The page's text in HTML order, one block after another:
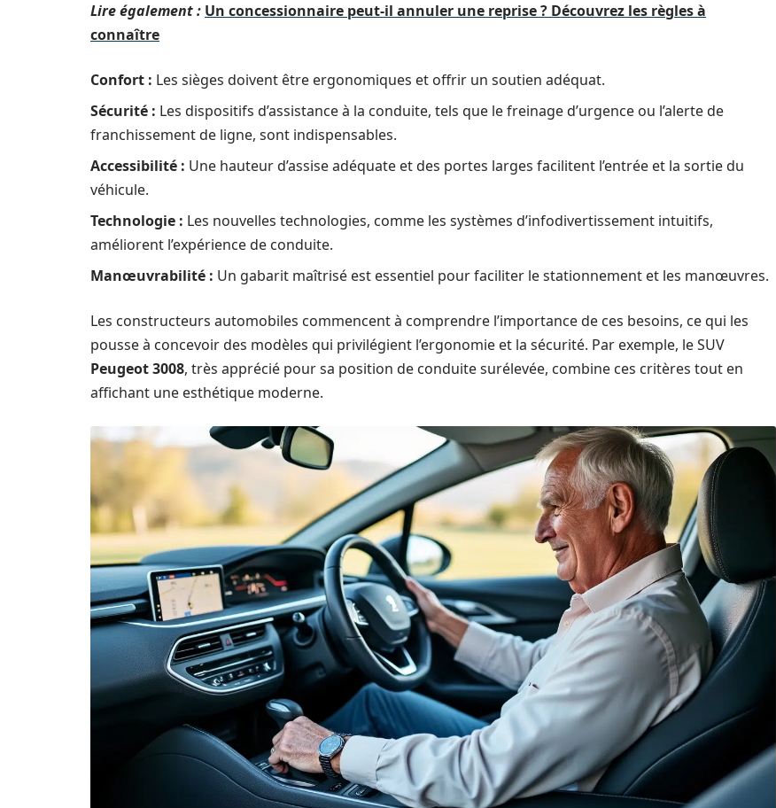
Lire également : Un concessionnaire peut-il annuler une reprise ? Découvrez les règles à
connaître
Confort : Les sièges doivent être ergonomiques et offrir un soutien adéquat.
Sécurité : Les dispositifs d’assistance à la conduite, tels que le freinage d’urgence ou l’alerte de
franchissement de ligne, sont indispensables.
Accessibilité : Une hauteur d’assise adéquate et des portes larges facilitent l’entrée et la sortie du
véhicule.
Technologie : Les nouvelles technologies, comme les systèmes d’infodivertissement intuitifs,
améliorent l’expérience de conduite.
Manœuvrabilité : Un gabarit maîtrisé est essentiel pour faciliter le stationnement et les manœuvres.
Les constructeurs automobiles commencent à comprendre l’importance de ces besoins, ce qui les
pousse à concevoir des modèles qui privilégient l’ergonomie et la sécurité. Par exemple, le SUV
Peugeot 3008, très apprécié pour sa position de conduite surélevée, combine ces critères tout en
affichant une esthétique moderne.